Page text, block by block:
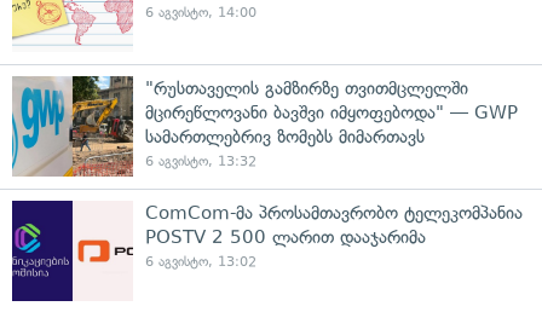
6 აგვისტო, 14:00
"რუსთაველის გამზირზე თვითმცლელში
მცირეწლოვანი ბავშვი იმყოფებოდა" — GWP
სამართლებრივ ზომებს მიმართავს
6 აგვისტო, 13:32
ComCom-მა პროსამთავრობო ტელეკომპანია
POSTV 2 500 ლარით დააჯარიმა
6 აგვისტო, 13:02